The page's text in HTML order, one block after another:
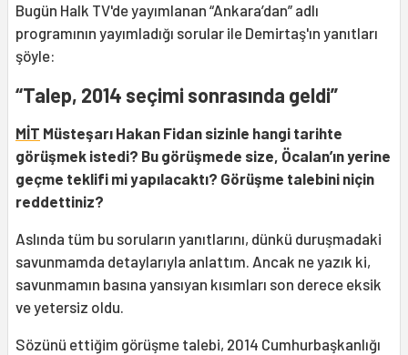
Bugün Halk TV'de yayımlanan “Ankara’dan” adlı
programının yayımladığı sorular ile Demirtaş'ın yanıtları
şöyle:
“Talep, 2014 seçimi sonrasında geldi”
MİT Müsteşarı Hakan Fidan sizinle hangi tarihte
görüşmek istedi? Bu görüşmede size, Öcalan’ın yerine
geçme teklifi mi yapılacaktı? Görüşme talebini niçin
reddettiniz?
Aslında tüm bu soruların yanıtlarını, dünkü duruşmadaki
savunmamda detaylarıyla anlattım. Ancak ne yazık ki,
savunmamın basına yansıyan kısımları son derece eksik
ve yetersiz oldu.
Sözünü ettiğim görüşme talebi, 2014 Cumhurbaşkanlığı